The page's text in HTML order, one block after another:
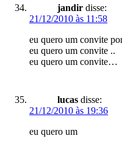
jandir disse:
21/12/2010 às 11:58
eu quero um convite
eu quero um convite ..
eu quero um convite…
lucas disse:
21/12/2010 às 19:36
eu quero um